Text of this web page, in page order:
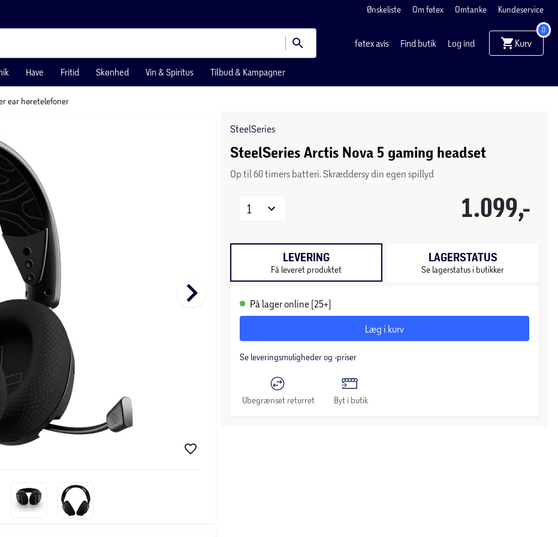
Ønskeliste Om føtex Omtanke Kundeservice
føtex avis Find butik Log ind Kurv
0
Have Fritid Skønhed Vin & Spiritus Tilbud & Kampagner
ear høretelefoner
keyboard_arrow_right
SteelSeries
SteelSeries Arctis Nova 5 gaming headset
Op til 60 timers batteri. Skræddersy din egen spillyd
1.099,-
1
LEVERING
Få leveret produktet
LAGERSTATUS
Se lagerstatus i butikker
På lager online (25+)
Læg i kurv
Se leveringsmuligheder og -priser
Ubegrænset returret Byt i butik